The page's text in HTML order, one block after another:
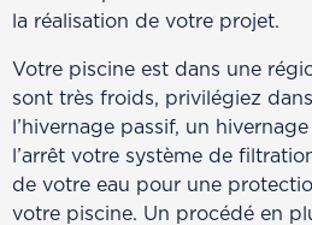
la réalisation de votre projet.
Votre piscine est dans une
sont très froids, privilégiez
l’hivernage passif, un
l’arrêt votre système de
de votre eau pour une
votre piscine. Un procédé en